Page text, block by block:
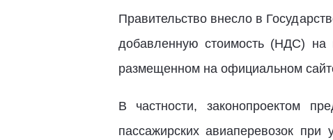
Правительство внесло в
добавленную стоимость (НДС)
размещенном на официальном
В частности, законопроектом
пассажирских авиаперевозок